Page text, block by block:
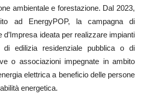
ambientale e forestazione. Dal 2023,
ad EnergyPOP, la campagna di
d’Impresa ideata per realizzare impianti
di edilizia residenziale pubblica o di
o associazioni impegnate in ambito
elettrica a beneficio delle persone
energetica.